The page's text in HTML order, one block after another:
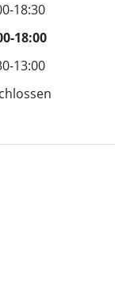
18:30
18:00
13:00